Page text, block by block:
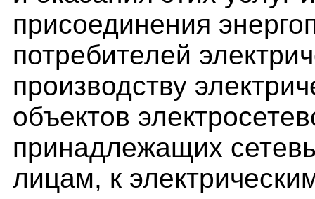
присоединения
потребителей
производству
объектов
принадлежащих
лицам, к